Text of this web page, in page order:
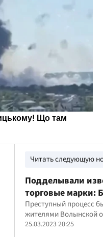
Читать следующую
Подделывали
торговые марки:
изъяло более 30
фальсификата
химии
Преступный процесс
жителями Волынской
25.03.2023 20:25